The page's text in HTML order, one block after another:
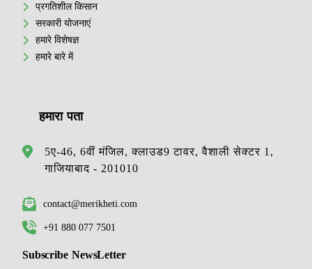
प्रगतिशील किसान
सरकारी योजनाएं
हमारे विशेषज्ञ
हमारे बारे में
हमारा पता
5ए-46, 6वीं मंजिल, क्लाउड9 टावर, वैशाली सेक्टर 1,
गाजियाबाद - 201010
contact@merikheti.com
+91 880 077 7501
Subscribe NewsLetter